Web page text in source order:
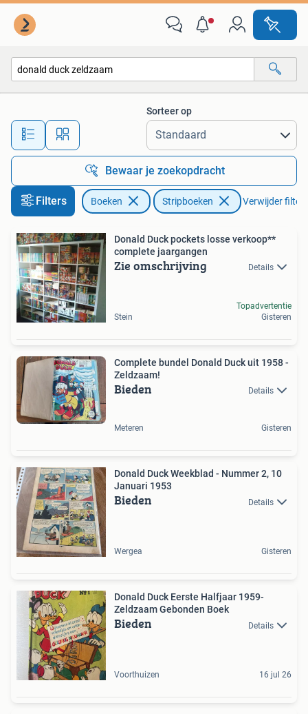
Alle afstanden…
Sorteer op
Bewaar je zoekopdracht
Filters Boeken Stripboeken Verwijder filters
Donald Duck pockets losse verkoop**
complete jaargangen
Zie omschrijving Details
Stein
Topadvertentie
Gisteren
Complete bundel Donald Duck uit 1958 -
Zeldzaam!
Bieden Details
Meteren Gisteren
Donald Duck Weekblad - Nummer 2, 10
Januari 1953
Bieden Details
Wergea Gisteren
Donald Duck Eerste Halfjaar 1959-
Zeldzaam Gebonden Boek
Bieden Details
Voorthuizen 16 jul 26